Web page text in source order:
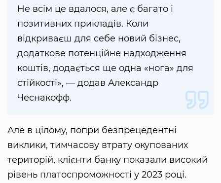
Не всім це вдалося, але є багато і
позитивних прикладів. Коли
відкриваєш для себе новий бізнес,
додаткове потенційне надходження
коштів, додається ще одна «нога» для
стійкості», — додав Александр
Чеснакофф.
Але в цілому, попри безпрецедентні
виклики, тимчасову втрату окупованих
територій, клієнти банку показали високий
рівень платоспроможності у 2023 році.